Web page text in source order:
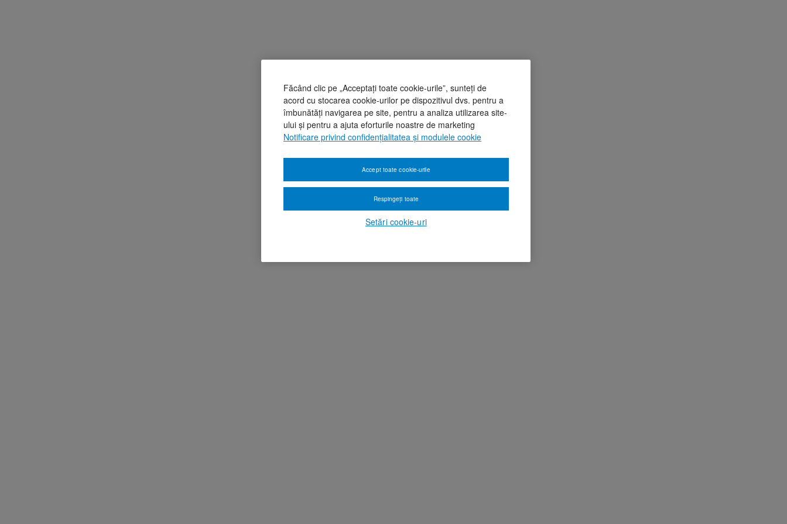
Făcând clic pe „Acceptați toate cookie-urile”, sunteți de
acord cu stocarea cookie-urilor pe dispozitivul dvs. pentru a
îmbunătăți navigarea pe site, pentru a analiza utilizarea site-
ului și pentru a ajuta eforturile noastre de marketing
Notificare privind confidențialitatea și modulele cookie
Setări cookie-uri
Respingeți toate
Accept toate cookie-urile